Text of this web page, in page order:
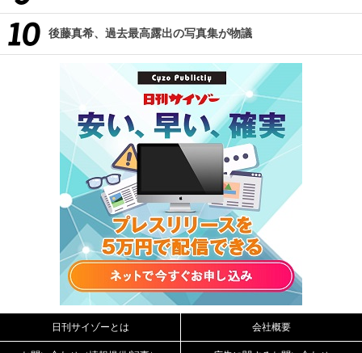
後藤真希、過去最高露出の写真集が物議
日刊サイゾーとは 会社概要